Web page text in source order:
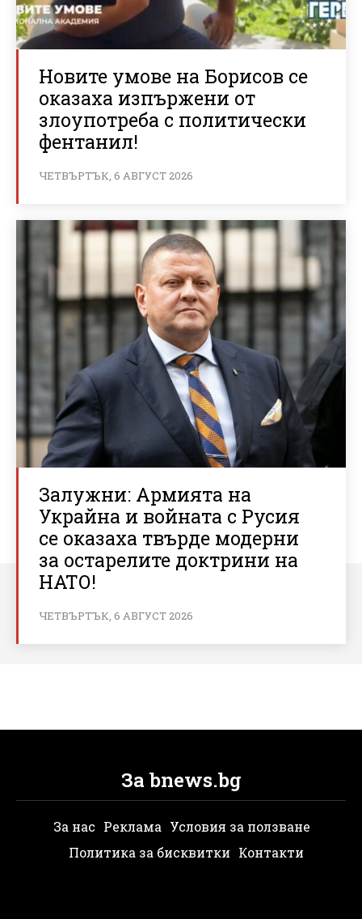
Новите умове на Борисов се
оказаха изпържени от
злоупотреба с политически
фентанил!
ЧЕТВЪРТЪК, 6 АВГУСТ 2026
Залужни: Армията на
Украйна и войната с Русия
се оказаха твърде модерни
за остарелите доктрини на
НАТО!
ЧЕТВЪРТЪК, 6 АВГУСТ 2026
За bnews.bg
За нас Реклама Условия за ползване
Политика за бисквитки Контакти